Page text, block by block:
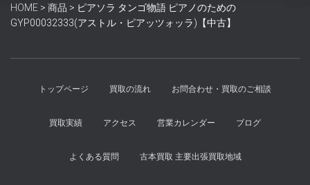
し
た。
で
す。
HOME > 商品 > ピアソラ タンゴ物語 ピアノのための
GYP00032333(アストル・ピアッツォッラ)【中古】
トップページ 買取の流れ お問合わせ・買取のご相談
買取実績 アクセス 営業カレンダー ブログ
よくある質問 古本買取 主要出張買取地域